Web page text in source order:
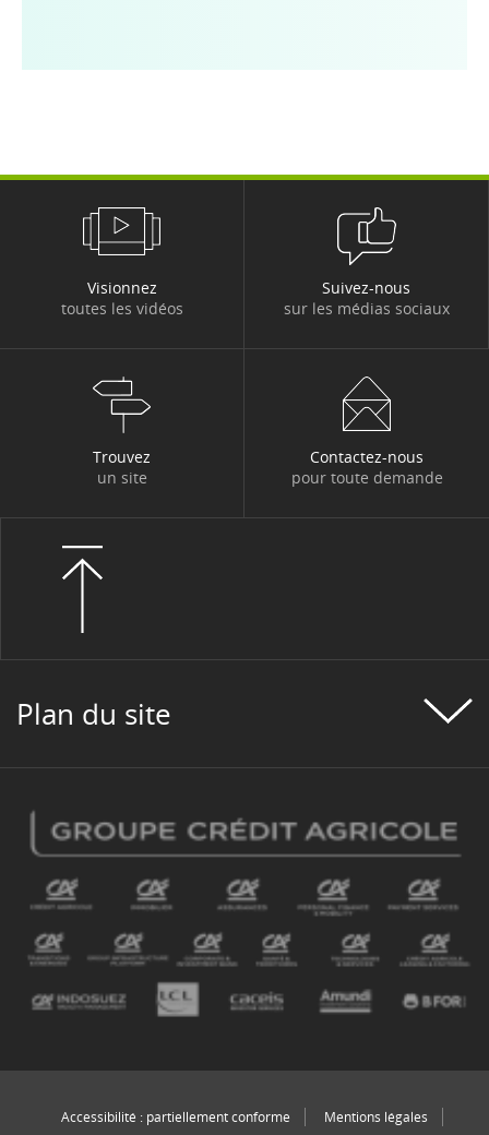
Visionnez
toutes les vidéos
Suivez-nous
sur les médias sociaux
Trouvez
un site
Contactez-nous
pour toute demande
Plan du site
Accessibilité : partiellement conforme Mentions légales